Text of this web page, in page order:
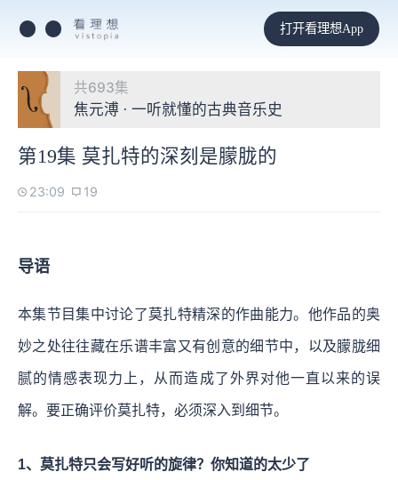
打开看理想App
共693集
焦元溥 · 一听就懂的古典音乐史
第19集 莫扎特的深刻是朦胧的
23:09 19
导语
本集节目集中讨论了莫扎特精深的作曲能力。他作品的奥
妙之处往往藏在乐谱丰富又有创意的细节中，以及朦胧细
腻的情感表现力上，从而造成了外界对他一直以来的误
解。要正确评价莫扎特，必须深入到细节。
1、莫扎特只会写好听的旋律？你知道的太少了